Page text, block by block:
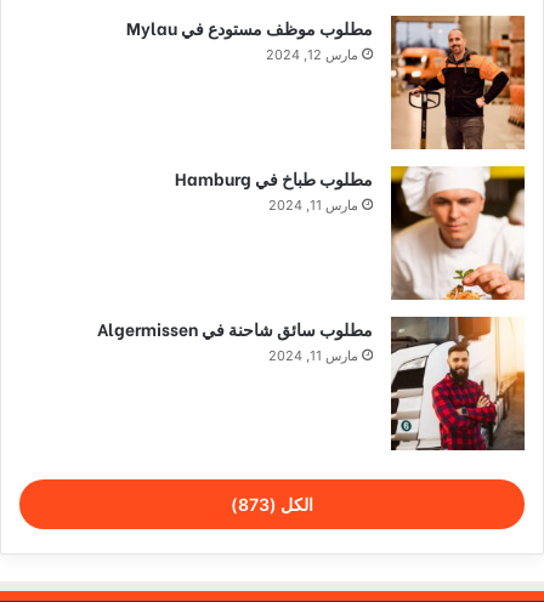
مطلوب موظف مستودع في Mylau
مارس 12, 2024
مطلوب طباخ في Hamburg
مارس 11, 2024
مطلوب سائق شاحنة في Algermissen
مارس 11, 2024
الكل (873)